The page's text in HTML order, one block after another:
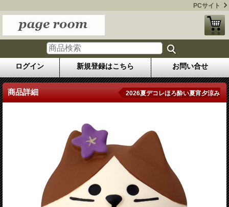
PCサイト
ログイン 新規登録はこちら お問い合せ
商品詳細 2026夏デコレほろ酔い夏宵夕涼み